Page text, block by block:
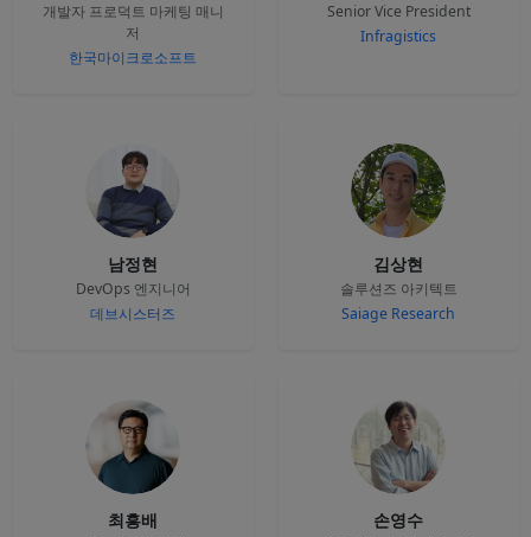
개발자 프로덕트 마케팅 매니
저
한국마이크로소프트
Senior Vice President
Infragistics
남정현
DevOps 엔지니어
데브시스터즈
김상현
솔루션즈 아키텍트
Saiage Research
최흥배 손영수